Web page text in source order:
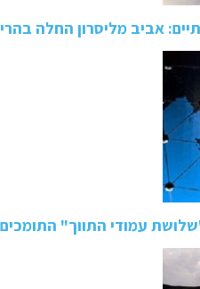
אביב מליסרון החלה
עמודי התווך"